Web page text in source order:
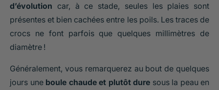
d’évolution car, à ce stade, seules les plaies sont
présentes et bien cachées entre les poils. Les traces de
crocs ne font parfois que quelques millimètres de
diamètre !
Généralement, vous remarquerez au bout de quelques
jours une boule chaude et plutôt dure sous la peau en